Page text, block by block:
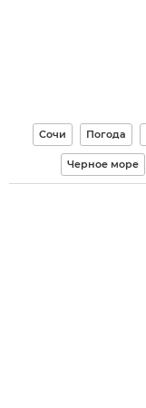
Сочи Погода
Черное море